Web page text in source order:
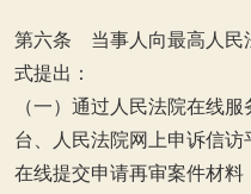
第六条 当事人向最高人民
式提出：
（一）通过人民法院在线
台、人民法院网上申诉信
在线提交申请再审案件材料